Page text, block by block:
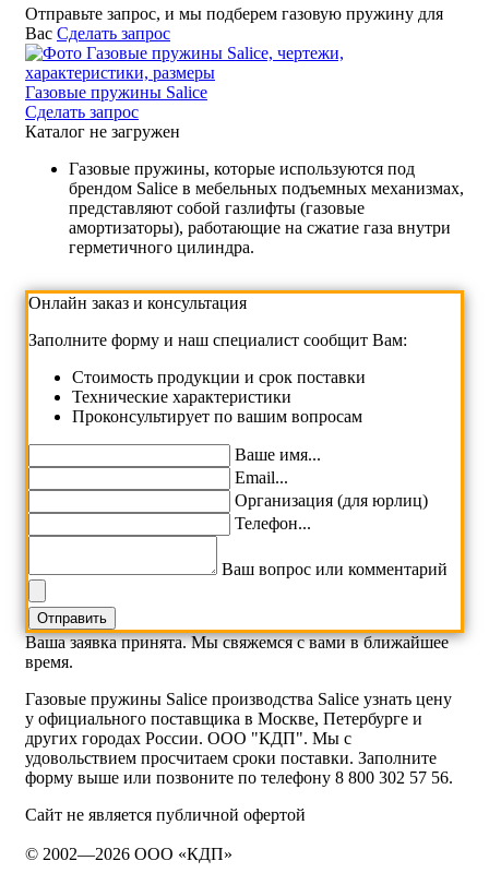
Отправьте запрос, и мы подберем газовую пружину для
Вас Сделать запрос
Газовые пружины Salice
Сделать запрос
Каталог не загружен
Газовые пружины, которые используются под
брендом Salice в мебельных подъемных механизмах,
представляют собой газлифты (газовые
амортизаторы), работающие на сжатие газа внутри
герметичного цилиндра.
Онлайн заказ и консультация
Заполните форму и наш специалист сообщит Вам:
Cтоимость продукции и срок поставки
Технические характеристики
Проконсультирует по вашим вопросам
Ваше имя...
Email...
Организация (для юрлиц)
Телефон...
Ваш вопрос или комментарий
Ваша заявка принята. Мы свяжемся с вами в ближайшее
время.
Газовые пружины Salice производства Salice узнать цену
у официального поставщика в Москве, Петербурге и
других городах России. ООО "КДП". Мы с
удовольствием просчитаем сроки поставки. Заполните
форму выше или позвоните по телефону 8 800 302 57 56.
Сайт не является публичной офертой
© 2002—2026 ООО «КДП»